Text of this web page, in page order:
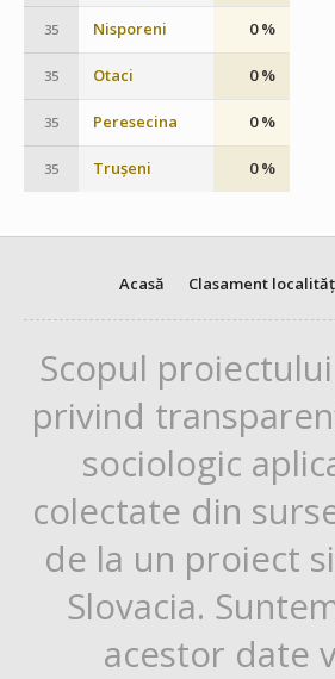
35 Nisporeni 0 %
35 Otaci 0 %
35 Peresecina 0 %
35 Trușeni 0 %
Acasă Clasament
Scopul
privind
sociologic
colectate din
de la un proiect
Slovacia.
acestor date